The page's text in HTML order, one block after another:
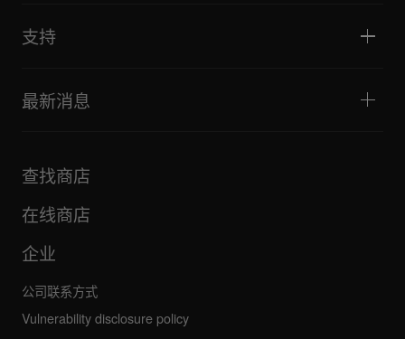
文化
纪录片
推荐给 Hip Hop DJ 的设备
Bridge Blog Tips
支持
探索 Support Gateway
下载（固件、驱动程序等）
FAQ
社区论坛
维护、维修、保修
最新消息
公司
其他
全部新闻
查找商店
在线商店
企业
公司联系方式
Vulnerability disclosure policy